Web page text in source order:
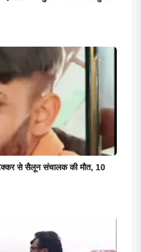
टक्कर से सैलून संचालक की मौत, 10